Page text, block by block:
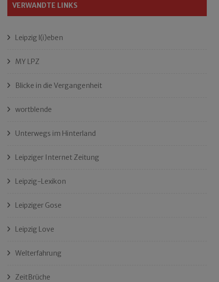
VERWANDTE LINKS
Leipzig l(i)eben
MY LPZ
Blicke in die Vergangenheit
wortblende
Unterwegs im Hinterland
Leipziger Internet Zeitung
Leipzig-Lexikon
Leipziger Gose
Leipzig Love
Welterfahrung
ZeitBrüche